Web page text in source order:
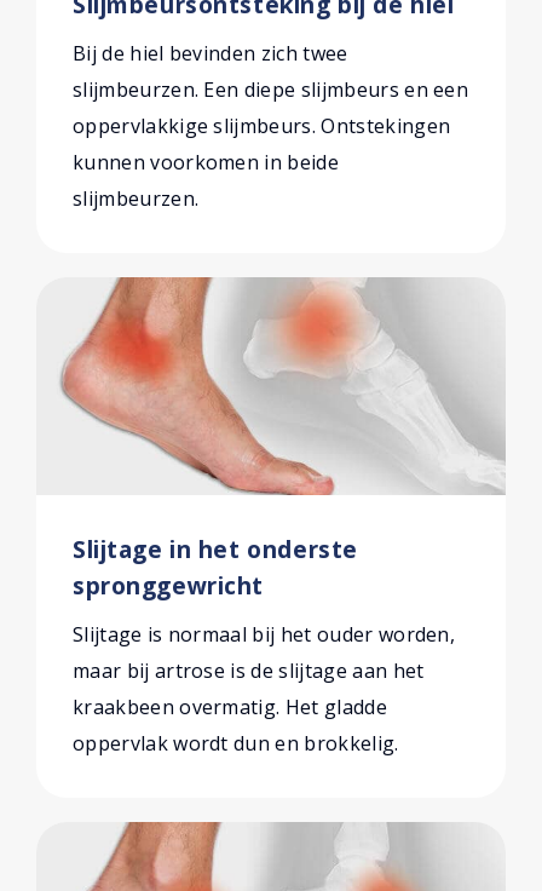
Bij de hiel bevinden zich twee
slijmbeurzen. Een diepe slijmbeurs en een
oppervlakkige slijmbeurs. Ontstekingen
kunnen voorkomen in beide
slijmbeurzen.
Slijtage in het onderste
spronggewricht
Slijtage is normaal bij het ouder worden,
maar bij artrose is de slijtage aan het
kraakbeen overmatig. Het gladde
oppervlak wordt dun en brokkelig.